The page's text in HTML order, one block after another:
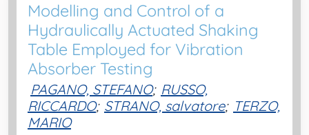
Modelling and Control of a
Hydraulically Actuated Shaking
Table Employed for Vibration
Absorber Testing
PAGANO, STEFANO; RUSSO,
RICCARDO; STRANO, salvatore; TERZO,
MARIO